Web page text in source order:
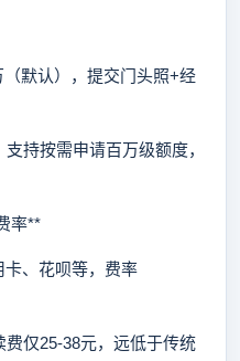
默认），提交门头照+经
持按需申请百万级额度，
率**
、花呗等，费率
仅25-38元，远低于传统